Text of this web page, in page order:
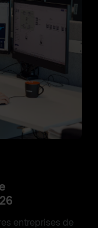
entreprises de